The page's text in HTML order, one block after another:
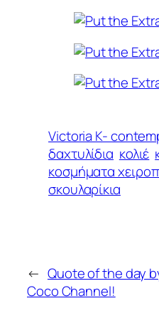
Victoria K-
δαχτυλίδια κολιέ
κοσμήματα
σκουλαρίκια
← Quote of the day
Coco Channel!